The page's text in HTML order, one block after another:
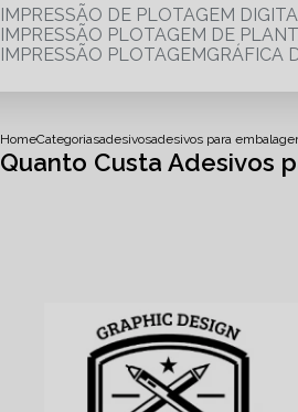
IMPRESSÃO DE PLOTAGEM
IMPRESSÃO PLOTAGEM DE
IMPRESSÃO PLOTAGEM
HomeCategoriasadesivosadesivos para
Quanto Custa Adesivos